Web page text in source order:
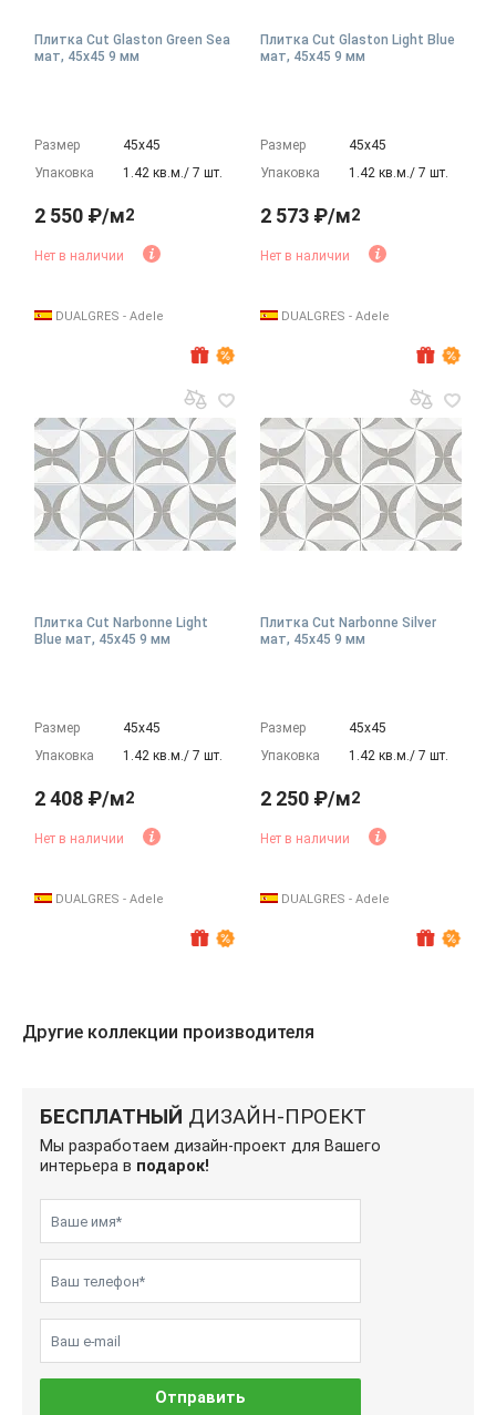
Плитка Cut Glaston Green Sea
мат, 45x45 9 мм
Размер
45х45
Упаковка
1.42 кв.м./ 7 шт.
2 550 ₽/м2
Нет в наличии
DUALGRES - Adele
Плитка Cut Glaston Light Blue
мат, 45x45 9 мм
Размер
45х45
Упаковка
1.42 кв.м./ 7 шт.
2 573 ₽/м2
Нет в наличии
DUALGRES - Adele
Плитка Cut Narbonne Light
Blue мат, 45x45 9 мм
Размер
45х45
Упаковка
1.42 кв.м./ 7 шт.
2 408 ₽/м2
Нет в наличии
DUALGRES - Adele
Плитка Cut Narbonne Silver
мат, 45x45 9 мм
Размер
45х45
Упаковка
1.42 кв.м./ 7 шт.
2 250 ₽/м2
Нет в наличии
DUALGRES - Adele
Другие коллекции производителя
БЕСПЛАТНЫЙ ДИЗАЙН-ПРОЕКТ
Мы разработаем дизайн-проект для Вашего
интерьера в подарок!
Отправить